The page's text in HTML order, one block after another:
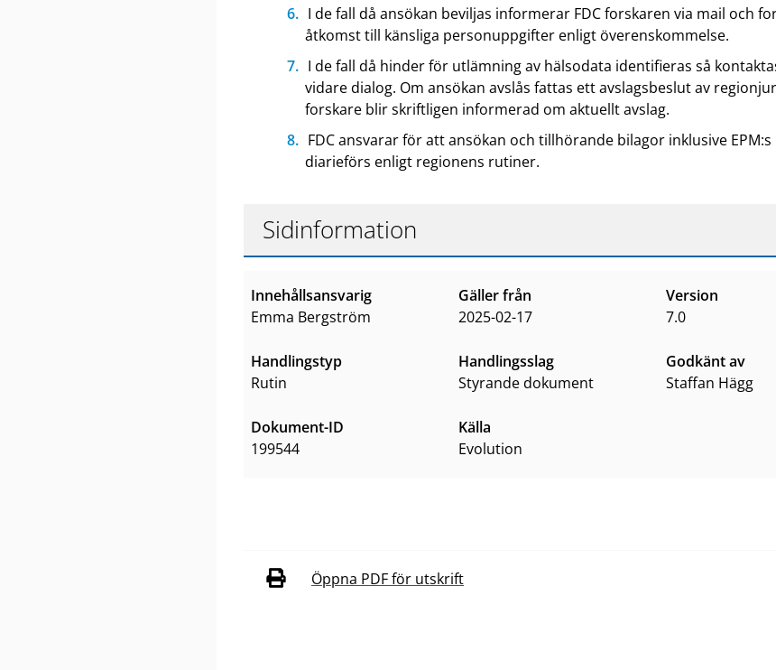
s
e
b
p
l
a
t
s
n
w
e
b
b
l
I de fall då ansökan beviljas informerar FDC forskaren via mail och
åtkomst till känsliga personuppgifter enligt överenskommelse.
I de fall då hinder för utlämning av hälsodata identifieras så
vidare dialog. Om ansökan avslås fattas ett avslagsbeslut av
forskare blir skriftligen informerad om aktuellt avslag.
FDC ansvarar för att ansökan och tillhörande bilagor inklusive
diarieförs enligt regionens rutiner.
Sidinformation
Innehållsansvarig
Emma Bergström
Gäller från
2025-02-17
Version
7.0
Handlingstyp
Rutin
Handlingsslag
styrande dokument
Godkänt av
Staffan Hägg
Dokument-ID
199544
Källa
Evolution
Öppna PDF för utskrift